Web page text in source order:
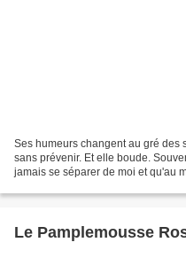
Ses humeurs changent au gré des
sans prévenir. Et elle boude.
jamais se séparer de moi et qu'au
Le Pamplemousse